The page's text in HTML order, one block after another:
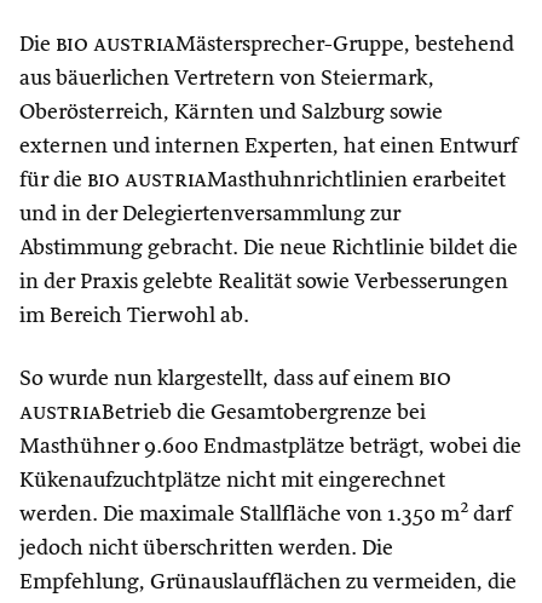
Die bio austriaMästersprecher-Gruppe, bestehend
aus bäuerlichen Vertretern von Steiermark,
Oberösterreich, Kärnten und Salzburg sowie
externen und internen Experten, hat einen Entwurf
für die bio austriaMasthuhnrichtlinien erarbeitet
und in der Delegiertenversammlung zur
Abstimmung gebracht. Die neue Richtlinie bildet die
in der Praxis gelebte Realität sowie Verbesserungen
im Bereich Tierwohl ab.
So wurde nun klargestellt, dass auf einem bio
austriaBetrieb die Gesamtobergrenze bei
Masthühner 9.600 Endmastplätze beträgt, wobei die
Kükenaufzuchtplätze nicht mit eingerechnet
werden. Die maximale Stallfläche von 1.350 m² darf
jedoch nicht überschritten werden. Die
Empfehlung, Grünauslaufflächen zu vermeiden, die